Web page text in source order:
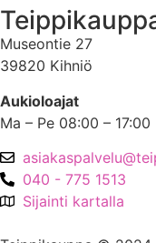
Museontie 27
39820 Kihniö
Aukioloajat
Ma – Pe 08:00 – 17:00
040 - 775 1513
Sijainti kartalla